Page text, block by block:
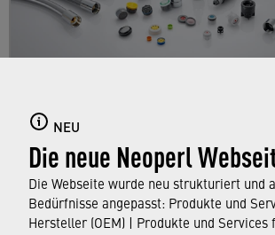
NEU
Die neue Neoperl
Die Webseite wurde neu strukturiert und
Bedürfnisse angepasst: Produkte und
Hersteller (OEM) | Produkte und Services
Produkte
Verschaffen Sie sich einen
NEOPERL Produktsortiment für